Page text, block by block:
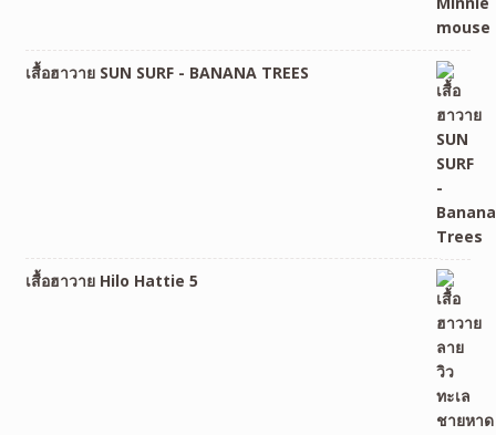
เสื้อฮาวาย SUN SURF - BANANA TREES
เสื้อฮาวาย Hilo Hattie 5